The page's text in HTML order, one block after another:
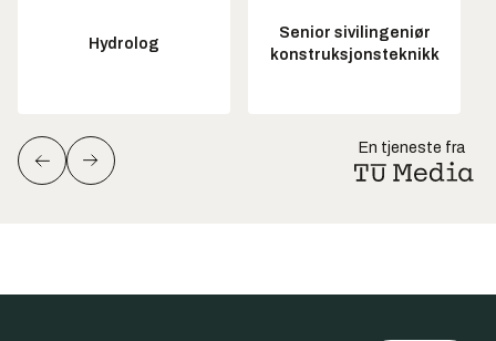
Hydrolog
Senior sivilingeniør
konstruksjonsteknikk
En tjeneste fra